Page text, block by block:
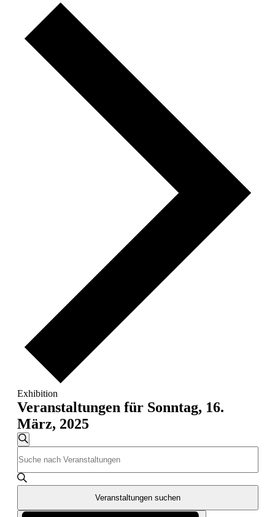
Exhibition
Veranstaltungen für Sonntag, 16.
März, 2025
Veranstaltungen
Suche
und
Ansichten,
Navigation
Suche
Schlüsselwort
eingeben.
Suche
Veranstaltungen
Veranstaltungen suchen